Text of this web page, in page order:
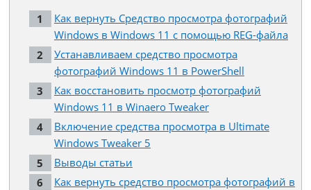
Как вернуть Средство просмотра фотографий
Windows в Windows 11 с помощью REG-файла
Устанавливаем средство просмотра
фотографий Windows 11 в PowerShell
Как восстановить просмотр фотографий
Windows 11 в Winaero Tweaker
Включение средства просмотра в Ultimate
Windows Tweaker 5
Выводы статьи
Как вернуть средство просмотра фотографий в